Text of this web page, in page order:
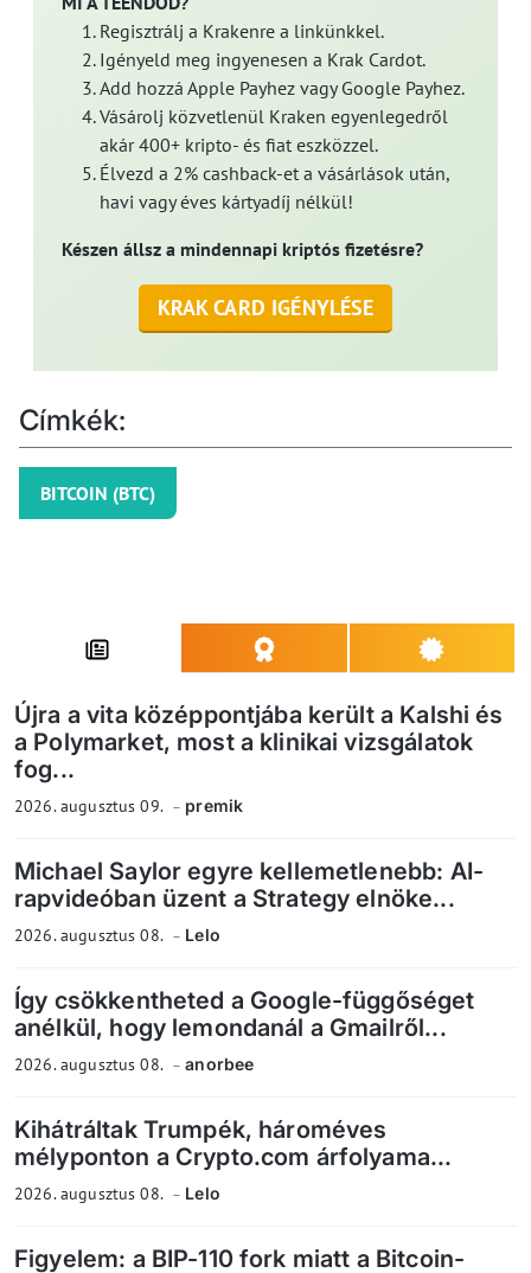
Regisztrálj a Krakenre a linkünkkel.
Igényeld meg ingyenesen a Krak Cardot.
Add hozzá Apple Payhez vagy Google Payhez.
Vásárolj közvetlenül Kraken egyenlegedről
akár 400+ kripto- és fiat eszközzel.
Élvezd a 2% cashback-et a vásárlások után,
havi vagy éves kártyadíj nélkül!
Készen állsz a mindennapi kriptós fizetésre?
KRAK CARD IGÉNYLÉSE
Címkék:
BITCOIN (BTC)
Újra a vita középpontjába került a Kalshi és
a Polymarket, most a klinikai vizsgálatok
fog...
2026. augusztus 09. premik
Michael Saylor egyre kellemetlenebb: AI-
rapvideóban üzent a Strategy elnöke...
2026. augusztus 08. Lelo
Így csökkentheted a Google-függőséget
anélkül, hogy lemondanál a Gmailről...
2026. augusztus 08. anorbee
Kihátráltak Trumpék, hároméves
mélyponton a Crypto.com árfolyama...
2026. augusztus 08. Lelo
Figyelem: a BIP-110 fork miatt a Bitcoin-